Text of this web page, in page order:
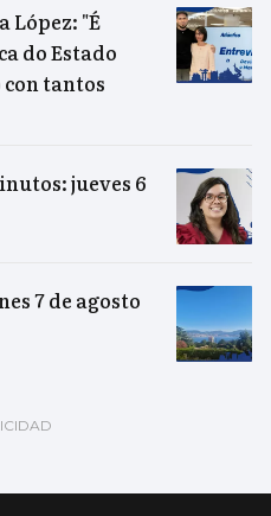
López: "É
do Estado
tantos
jueves 6
7 de agosto